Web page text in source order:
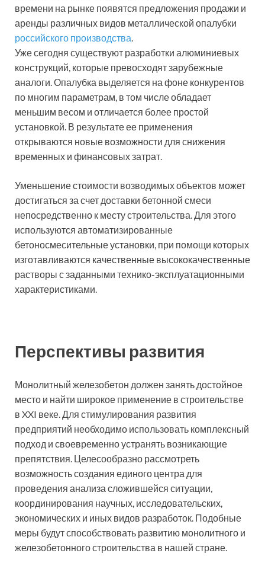
времени на рынке появятся предложения продажи и
аренды различных видов металлической опалубки
российского производства.
Уже сегодня существуют разработки алюминиевых
конструкций, которые превосходят зарубежные
аналоги. Опалубка выделяется на фоне конкурентов
по многим параметрам, в том числе обладает
меньшим весом и отличается более простой
установкой. В результате ее применения
открываются новые возможности для снижения
временных и финансовых затрат.
Уменьшение стоимости возводимых объектов может
достигаться за счет доставки бетонной смеси
непосредственно к месту строительства. Для этого
используются автоматизированные
бетоносмесительные установки, при помощи которых
изготавливаются качественные высококачественные
растворы с заданными технико-эксплуатационными
характеристиками.
Перспективы развития
Монолитный железобетон должен занять достойное
место и найти широкое применение в строительстве
в XXI веке. Для стимулирования развития
предприятий необходимо использовать комплексный
подход и своевременно устранять возникающие
препятствия. Целесообразно рассмотреть
возможность создания единого центра для
проведения анализа сложившейся ситуации,
координирования научных, исследовательских,
экономических и иных видов разработок. Подобные
меры будут способствовать развитию монолитного и
железобетонного строительства в нашей стране.